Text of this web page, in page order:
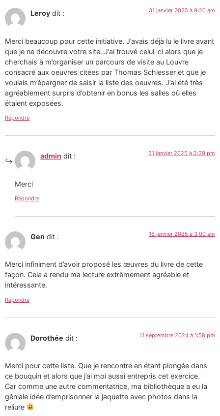
Leroy dit : 31 janvier 2025 à 9:20 am
Merci beaucoup pour cette initiative. J’avais déjà lu le livre avant
que je ne découvre votre site. J’ai trouvé celui-ci alors que je
cherchais à m’organiser un parcours de visite au Louvre
consacré aux oeuvres citées par Thomas Schlesser et que je
voulais m’épargner de saisir la liste des oeuvres. J’ai été très
agréablement surpris d’obtenir en bonus les salles où elles
étaient exposées.
Répondre
admin dit : 31 janvier 2025 à 2:39 pm
Merci
Répondre
Gen dit : 16 janvier 2025 à 3:00 am
Merci infiniment d’avoir proposé les œuvres du livre de cette
façon. Cela a rendu ma lecture extrêmement agréable et
intéressante.
Répondre
Dorothée dit : 11 septembre 2024 à 1:58 pm
Merci pour cette liste. Que je rencontre en étant plongée dans
ce bouquin et alors que j’ai moi aussi entrepris cet exercice.
Car comme une autre commentatrice, ma bibliothèque a eu la
géniale idée d’emprisonner la jaquette avec photos dans la
reliure